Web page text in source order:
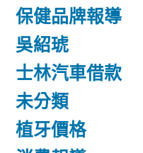
保健品牌報導
吳紹琥
士林汽車借款
未分類
植牙價格